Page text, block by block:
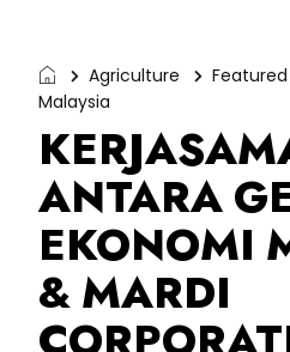
Agriculture Featured
Malaysia
ANTARA
EKONOMI
& MARDI